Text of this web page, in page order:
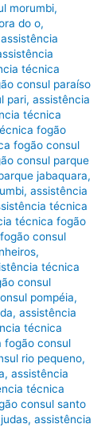
morumbi,
do o,
assistência
técnica
consul paraíso
pari,assistência
técnica
fogão
fogão consul
consul parque
jabaquara,
,assistência
técnica
técnica fogão
consul
,
técnica
consul
pompéia,
,assistência
técnica
fogão consul
rio pequeno,
,assistência
técnica
consul santo
,assistência